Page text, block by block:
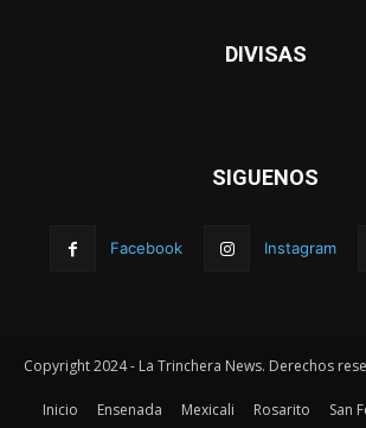
DIVISAS
SIGUENOS
Facebook Instagram
Copyright 2024 - La Trinchera News. Derechos
Inicio Ensenada Mexicali Rosarito
San